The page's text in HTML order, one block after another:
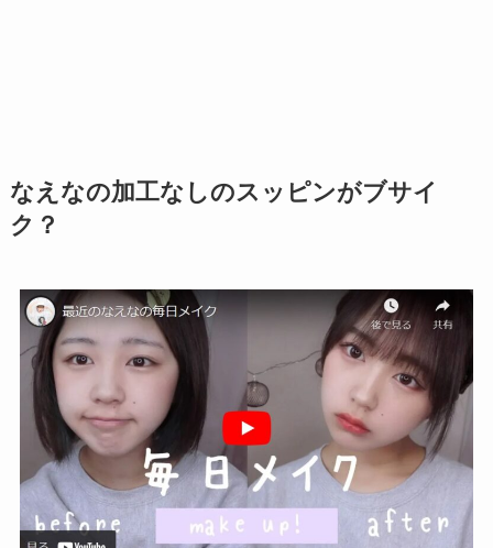
なえなの加工なしのスッピンがブサイ
ク？